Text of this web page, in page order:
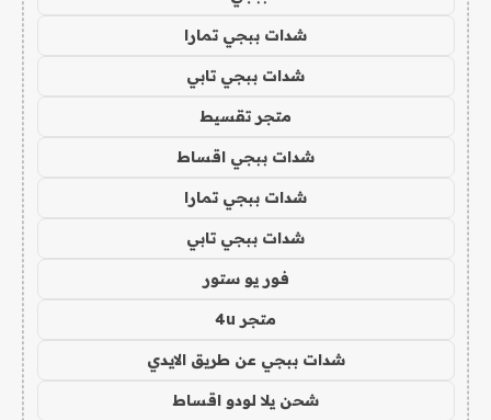
شدات ببجي تمارا
شدات ببجي تابي
متجر تقسيط
شدات ببجي اقساط
شدات ببجي تمارا
شدات ببجي تابي
فور يو ستور
متجر 4u
شدات ببجي عن طريق الايدي
شحن يلا لودو اقساط